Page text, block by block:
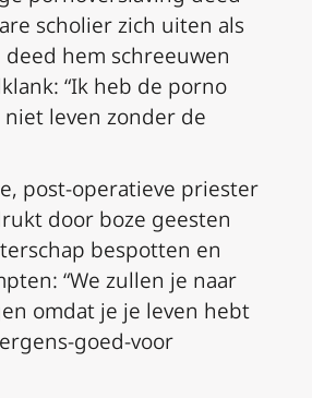
scholier zich uiten als
hem schreeuwen
“Ik heb de porno
leven zonder de
post-operatieve priester
door boze geesten
bespotten en
“We zullen je naar
omdat je je leven hebt
goed-voor